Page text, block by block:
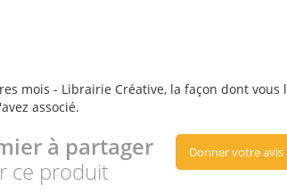
mois - Librairie Créative, la façon dont
associé.
à partager
ce produit
Donner votre avis